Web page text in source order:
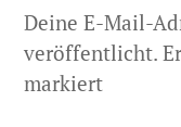
Deine E-Mail-
veröffentlicht.
markiert